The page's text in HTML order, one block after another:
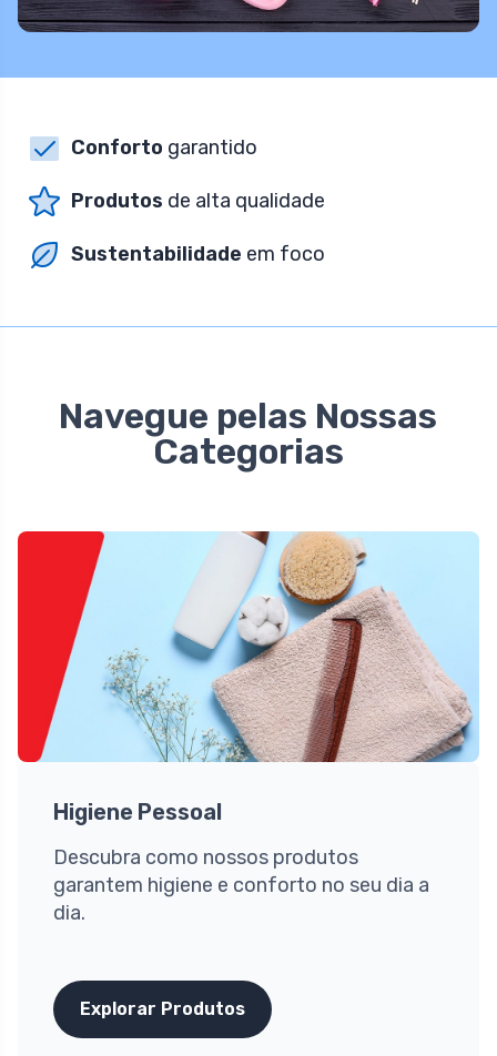
Conforto garantido
Produtos de alta qualidade
Sustentabilidade em foco
Navegue pelas Nossas
Categorias
Higiene Pessoal
Descubra como nossos produtos
garantem higiene e conforto no seu dia a
dia.
Explorar Produtos